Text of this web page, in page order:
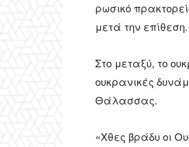
ρωσικό
μετά την επίθεση.
Στο μεταξύ, το
ουκρανικές
Θάλασσας.
«Χθες βράδυ οι